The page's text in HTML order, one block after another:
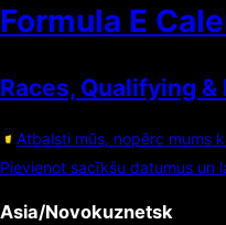
Formula E
Races, Qualifying
Atbalsti mūs, nopērc mums
Pievienot sacīkšu datumus un
Asia/Novokuznetsk